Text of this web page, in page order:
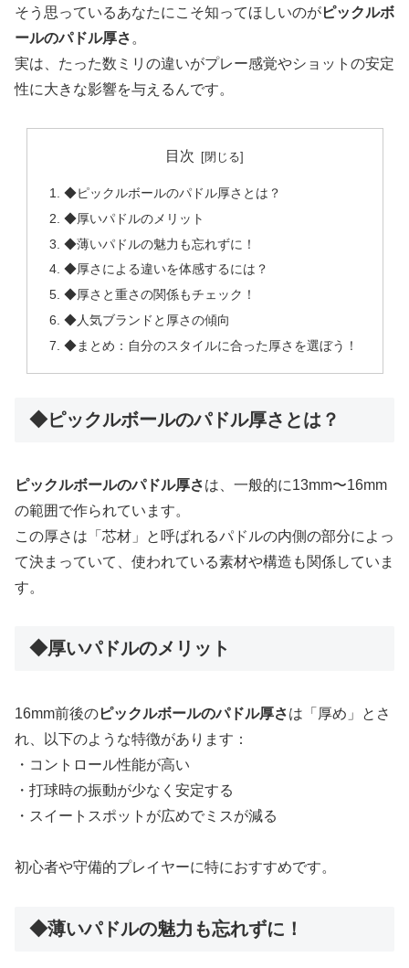
そう思っているあなたにこそ知ってほしいのがピックルボ
ールのパドル厚さ 。
実は、たった数ミリの違いがプレー感覚やショットの安定
性に大きな影響を与えるんです。
目次
◆ピックルボールのパドル厚さとは？
◆厚いパドルのメリット
◆薄いパドルの魅力も忘れずに！
◆厚さによる違いを体感するには？
◆厚さと重さの関係もチェック！
◆人気ブランドと厚さの傾向
◆まとめ：自分のスタイルに合った厚さを選ぼう！
◆ピックルボールのパドル厚さとは？
ピックルボールのパドル厚さは、一般的に13mm〜16mm
の範囲で作られています。
この厚さは「芯材」と呼ばれるパドルの内側の部分によっ
て決まっていて、使われている素材や構造も関係していま
す。
◆厚いパドルのメリット
16mm前後のピックルボールのパドル厚さは「厚め」とさ
れ、以下のような特徴があります：
・コントロール性能が高い
・打球時の振動が少なく安定する
・スイートスポットが広めでミスが減る
初心者や守備的プレイヤーに特におすすめです。
◆薄いパドルの魅力も忘れずに！